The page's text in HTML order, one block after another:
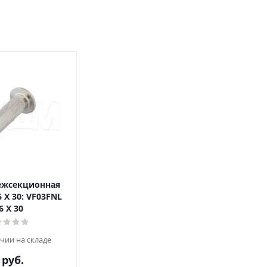
30: VF03FNL
X 30
на складе